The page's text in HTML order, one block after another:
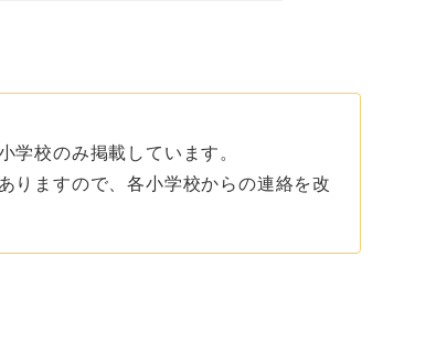
学校のみ掲載しています。
りますので、各小学校からの連絡を改